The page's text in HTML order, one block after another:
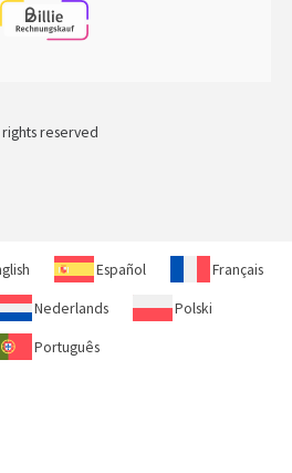
reserved
Español Français
Nederlands Polski
Português